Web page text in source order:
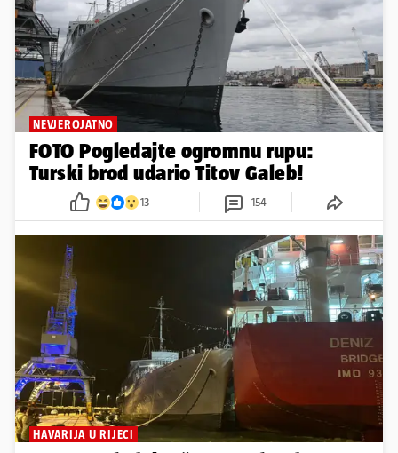
NEVJEROJATNO
FOTO Pogledajte ogromnu rupu:
Turski brod udario Titov Galeb!
13 154
HAVARIJA U RIJECI